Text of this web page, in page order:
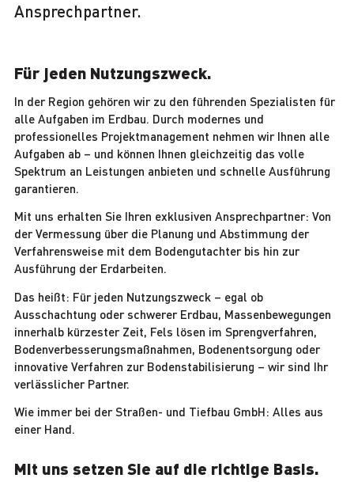
Ansprechpartner.
Für jeden Nutzungszweck.
In der Region gehören wir zu den führenden Spezialisten für
alle Aufgaben im Erdbau. Durch modernes und
professionelles Projektmanagement nehmen wir Ihnen alle
Aufgaben ab – und können Ihnen gleichzeitig das volle
Spektrum an Leistungen anbieten und schnelle Ausführung
garantieren.
Mit uns erhalten Sie Ihren exklusiven Ansprechpartner: Von
der Vermessung über die Planung und Abstimmung der
Verfahrensweise mit dem Bodengutachter bis hin zur
Ausführung der Erdarbeiten.
Das heißt: Für jeden Nutzungszweck – egal ob
Ausschachtung oder schwerer Erdbau, Massenbewegungen
innerhalb kürzester Zeit, Fels lösen im Sprengverfahren,
Bodenverbesserungsmaßnahmen, Bodenentsorgung oder
innovative Verfahren zur Bodenstabilisierung – wir sind Ihr
verlässlicher Partner.
Wie immer bei der Straßen- und Tiefbau GmbH: Alles aus
einer Hand.
Mit uns setzen Sie auf die richtige Basis.